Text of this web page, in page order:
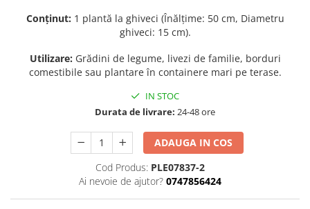
Conținut: 1 plantă la ghiveci (Înălțime: 50 cm, Diametru
ghiveci: 15 cm).
Utilizare: Grădini de legume, livezi de familie, borduri
comestibile sau plantare în containere mari pe terase.
IN STOC
Durata de livrare: 24-48 ore
ADAUGA IN COS
Cod Produs: PLE07837-2
Ai nevoie de ajutor? 0747856424